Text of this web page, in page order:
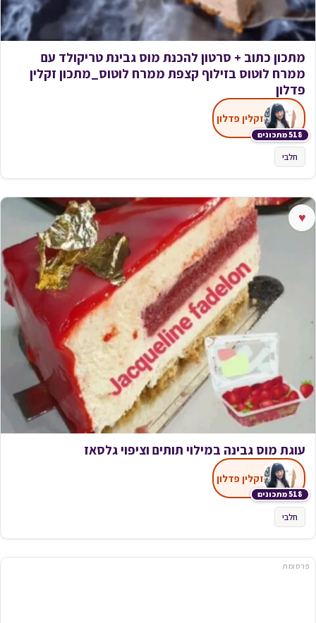
מתכון כתוב + סרטון להכנת מוס גבינת טריקולד עם
ממרח לוטוס בזילוף קצפת ממרח לוטוס_מתכון זקלין
פדלון
518 מתכונים
זקלין פדלון
חלבי
♥
עוגת מוס גבינה במילוי תותים וציפוי גלסאז
518 מתכונים
זקלין פדלון
חלבי
פרסומת